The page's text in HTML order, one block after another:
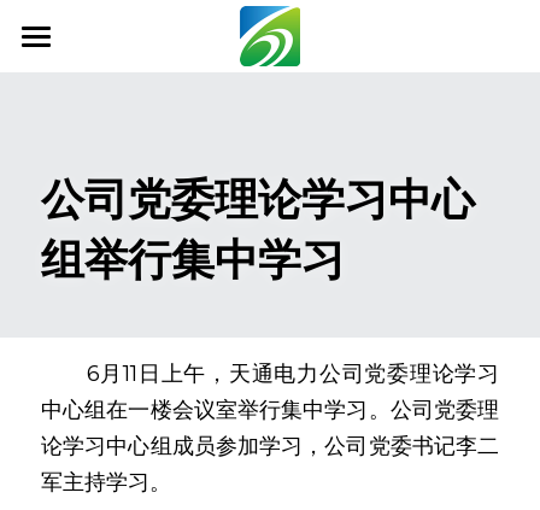
新闻资讯
信息公开
业务范围
科技创新
联系我们
公司党委理论学习中心
组举行集中学习
6月11日上午，天通电力公司党委理论学习
中心组在一楼会议室举行集中学习。公司党委理
论学习中心组成员参加学习，公司党委书记李二
军主持学习。